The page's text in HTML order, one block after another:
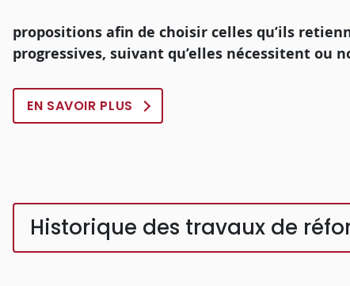
propositions afin de choisir celles qu’ils
progressives, suivant qu’elles nécessitent ou
EN SAVOIR PLUS
Historique des travaux de